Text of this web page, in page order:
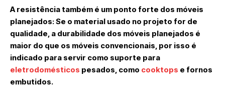
A resistência também é um ponto forte dos móveis
planejados: Se o material usado no projeto for de
qualidade, a durabilidade dos móveis planejados é
maior do que os móveis convencionais, por isso é
indicado para servir como suporte para
eletrodomésticos pesados, como cooktops e fornos
embutidos.